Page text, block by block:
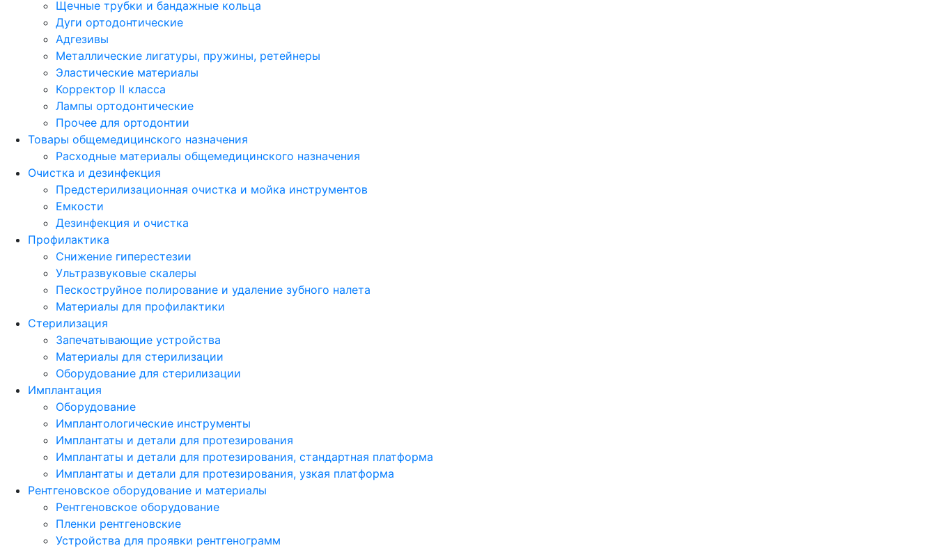
Щечные трубки и бандажные кольца
Дуги ортодонтические
Адгезивы
Металлические лигатуры, пружины, ретейнеры
Эластические материалы
Корректор II класса
Лампы ортодонтические
Прочее для ортодонтии
Товары общемедицинского назначения
Расходные материалы общемедицинского назначения
Очистка и дезинфекция
Предстерилизационная очистка и мойка инструментов
Емкости
Дезинфекция и очистка
Профилактика
Снижение гиперестезии
Ультразвуковые скалеры
Пескоструйное полирование и удаление зубного налета
Материалы для профилактики
Стерилизация
Запечатывающие устройства
Материалы для стерилизации
Оборудование для стерилизации
Имплантация
Оборудование
Имплантологические инструменты
Имплантаты и детали для протезирования
Имплантаты и детали для протезирования, стандартная платформа
Имплантаты и детали для протезирования, узкая платформа
Рентгеновское оборудование и материалы
Рентгеновское оборудование
Пленки рентгеновские
Устройства для проявки рентгенограмм